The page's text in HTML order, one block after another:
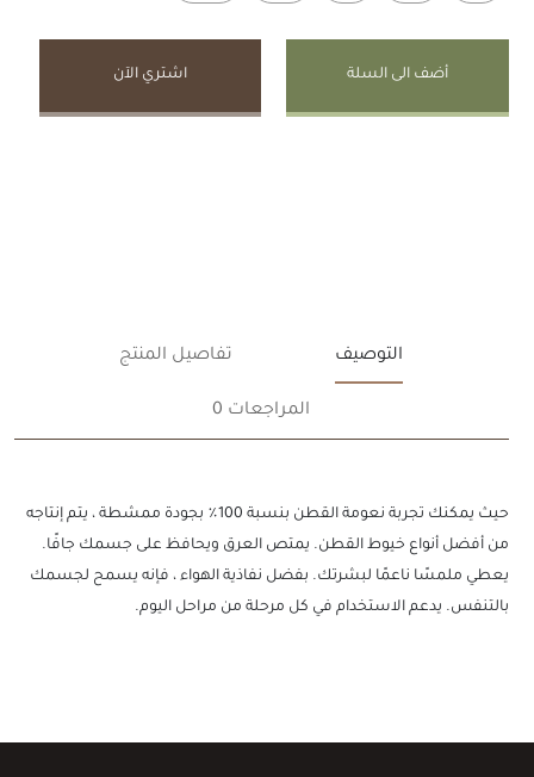
أضف الى السلة اشتري الآن
التوصيف تفاصيل المنتج
المراجعات 0
حيث يمكنك تجربة نعومة القطن بنسبة 100٪ بجودة ممشطة ، يتم إنتاجه
من أفضل أنواع خيوط القطن. يمتص العرق ويحافظ على جسمك جافًا.
يعطي ملمسًا ناعمًا لبشرتك. بفضل نفاذية الهواء ، فإنه يسمح لجسمك
بالتنفس. يدعم الاستخدام في كل مرحلة من مراحل اليوم.